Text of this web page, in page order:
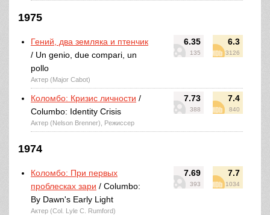
1975
6.35
135
6.3
3126
Гений, два земляка и птенчик
/ Un genio, due compari, un
pollo
Актер (Major Cabot)
7.73
388
7.4
840
Коломбо: Кризис личности /
Columbo: Identity Crisis
Актер (Nelson Brenner), Режиссер
1974
7.69
393
7.7
1034
Коломбо: При первых
проблесках зари / Columbo:
By Dawn's Early Light
Актер (Col. Lyle C. Rumford)